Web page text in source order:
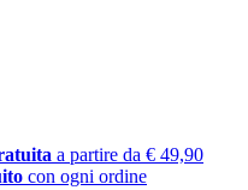
a partire da € 49,90
con ogni ordine